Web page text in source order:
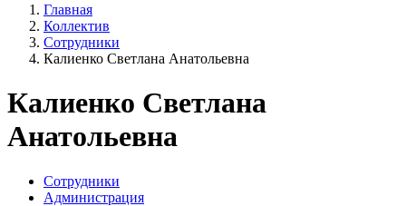
Главная
Коллектив
Сотрудники
Калиенко Светлана Анатольевна
Калиенко Светлана
Анатольевна
Сотрудники
Администрация